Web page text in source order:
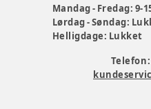
Mandag - Fredag: 9-
Lørdag - Søndag:
Helligdage: Lukket
Telefon: